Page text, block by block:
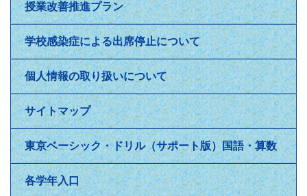
授業改善推進プラン
学校感染症による出席停止について
個人情報の取り扱いについて
サイトマップ
東京ベーシック・ドリル（サポート版）国語・算数
各学年入口